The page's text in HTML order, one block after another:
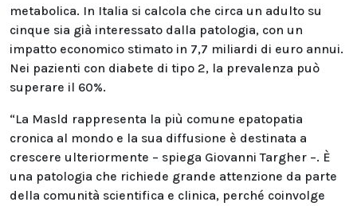
metabolica. In Italia si calcola che circa un adulto su
cinque sia già interessato dalla patologia, con un
impatto economico stimato in 7,7 miliardi di euro annui.
Nei pazienti con diabete di tipo 2, la prevalenza può
superare il 60%.
“La Masld rappresenta la più comune epatopatia
cronica al mondo e la sua diffusione è destinata a
crescere ulteriormente – spiega Giovanni Targher –. È
una patologia che richiede grande attenzione da parte
della comunità scientifica e clinica, perché coinvolge